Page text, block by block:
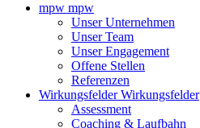
mpw mpw
Unser Unternehmen
Unser Team
Unser Engagement
Offene Stellen
Referenzen
Wirkungsfelder Wirkungsfelder
Assessment
Coaching & Laufbahn